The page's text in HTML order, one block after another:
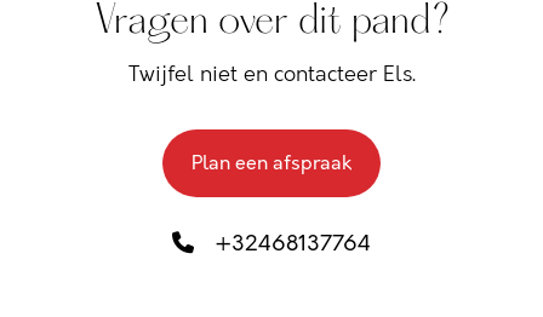
Vragen over dit pand?
Twijfel niet en contacteer Els.
Plan een afspraak
+32468137764